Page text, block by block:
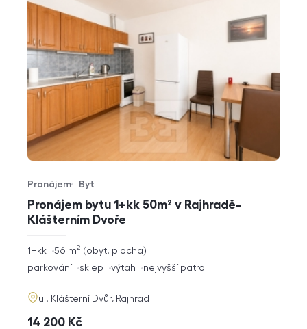
Pronájem bytu 1+kk 50m² v Rajhradě-
Klášterním Dvoře
Typ nabídky
Pronájem
Typ nemovitosti
Byt
rozměry
dispozice
1+kk obyt. plocha
56 m2
funkce
parkování sklep výtah nejvyšší patro
adresa
ul. Klášterní Dvůr, Rajhrad
cena
14 200 Kč